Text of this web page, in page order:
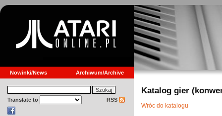
Nowinki/News Archiwum/Archive
Translate to RSS
Katalog gier
Wróc do katalogu